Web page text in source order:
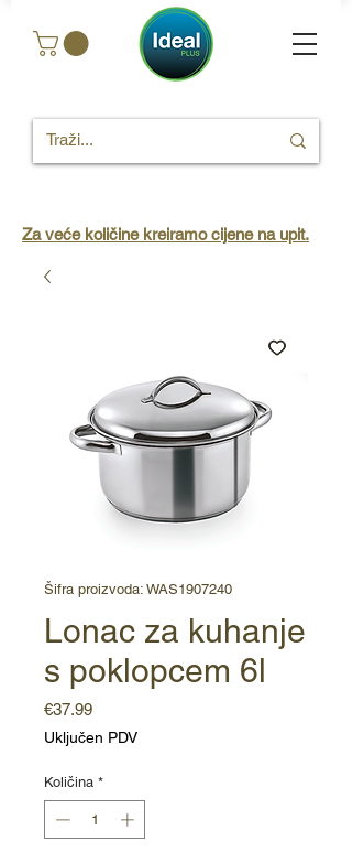
Za veće količine kreiramo cijene na upit.
Šifra proizvoda: WAS1907240
Lonac za kuhanje
s poklopcem 6l
€37.99Cijena
Uključen PDV
Količina *